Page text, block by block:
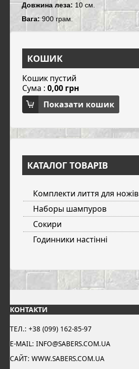
Довжина леза: 10 см.
Вага:900 грам.
КОШИК
Кошик пустий
Сума : 0,00 грн
Показати кошик
КАТАЛОГ ТОВАРІВ
Комплекти лиття для ножів
Наборы шампуров
Сокири
Годинники настінні
КОНТАКТИ
ТЕЛ.: +38 (099) 162-85-97
E-MAIL: INFO@SABERS.COM.UA
САЙТ: WWW.SABERS.COM.UA